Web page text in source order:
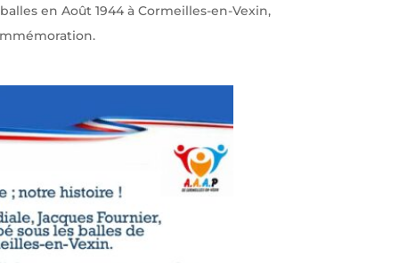
en Août 1944 à Cormeilles-en-Vexin,